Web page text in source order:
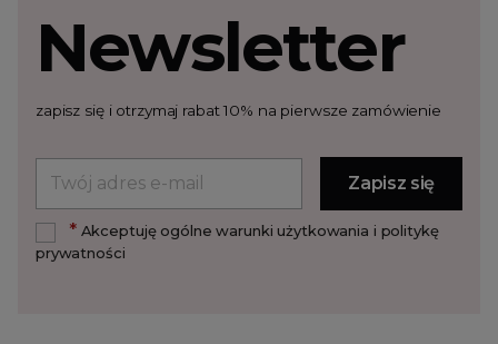
Newsletter
zapisz się i otrzymaj rabat 10% na pierwsze zamówienie
*Akceptuję ogólne warunki użytkowania i politykę
prywatności